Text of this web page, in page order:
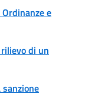
e
di un